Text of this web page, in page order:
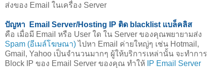
ส่งของ Email ในเครื่อง Server
ปัญหา Email Server/Hosting IP ติด blacklist แบล็คลิส
คือ เมื่อมี Email หรือ User ใด ใน Server ของคุณพยายามส่ง
Spam (อีเมล์โฆษณา)ไปหา Email ค่ายใหญ่ๆ เช่น Hotmail,
Gmail, Yahoo เป็นจำนวนมากๆ ผู้ให้บริการเหล่านั้น จะทำการ
Block IP ของ Email Server ของคุณ ทำให้ IP Email Server